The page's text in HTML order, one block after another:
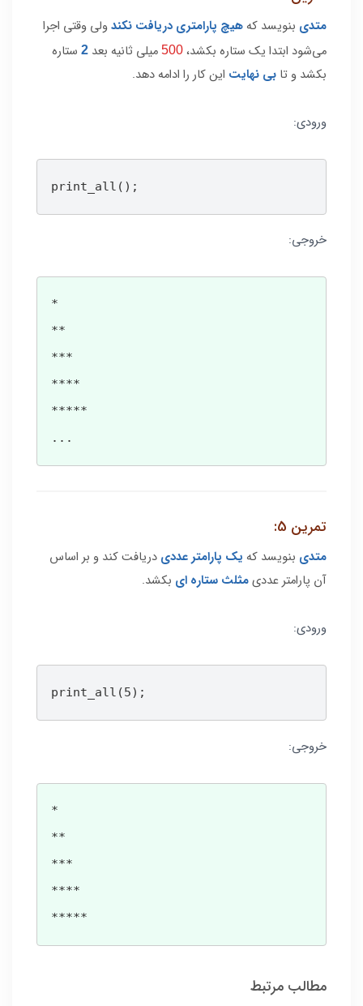
متدی بنویسد که هیچ پارامتری دریافت نکندولی وقتی اجرا
می‌شود ابتدا یک ستاره بکشد، 500 میلی ثانیه بعد 2 ستاره
بکشد و تا بی نهایت این کار را ادامه دهد.
ورودی:
print_all();
خروجی:
*
**
***
****
*****
...
تمرین 5:
متدی بنویسد که یک پارامتر عددی دریافت کند و بر اساس
آن پارامتر عددیمثلث ستاره ای بکشد.
ورودی:
print_all(5);
خروجی:
*
**
***
****
*****
مطالب مرتبط